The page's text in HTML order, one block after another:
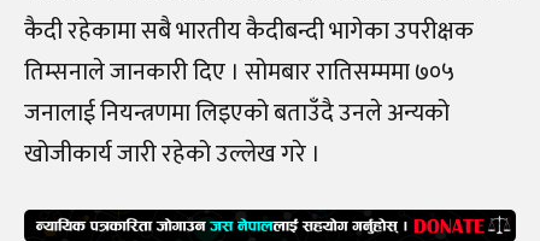
कैदी रहेकामा सबै भारतीय कैदीबन्दी भागेका उपरीक्षक
तिम्सनाले जानकारी दिए । सोमबार रातिसम्ममा ७०५
जनालाई नियन्त्रणमा लिइएको बताउँदै उनले अन्यको
खोजीकार्य जारी रहेको उल्लेख गरे ।